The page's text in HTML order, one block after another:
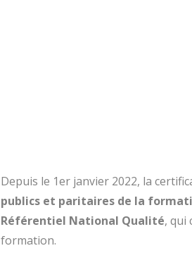
Depuis le 1er janvier 2022, la
publics et paritaires de la
Référentiel National Qualité, qui
formation.